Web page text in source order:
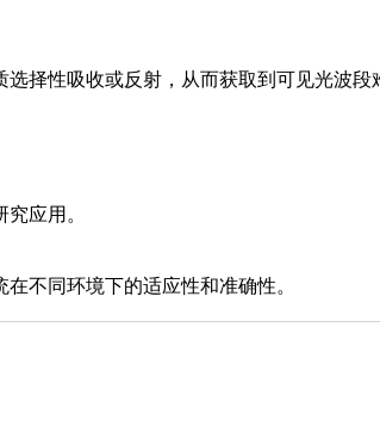
择性吸收或反射，从而获取到可见光波段
应用。
不同环境下的适应性和准确性。